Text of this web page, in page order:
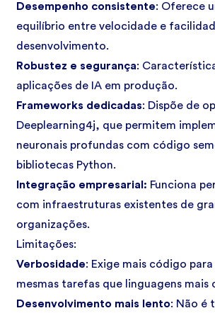
Desempenho consistente: Oferece
equilíbrio entre velocidade e
desenvolvimento.
Robustez e segurança:
aplicações de IA em produção.
Frameworks dedicadas: Dispõe de
Deeplearning4j, que permitem
neuronais profundas com código
bibliotecas Python.
Integração empresarial: Funciona
com infraestruturas existentes de
organizações.
Limitações:
Verbosidade: Exige mais código
mesmas tarefas que linguagens mais
Desenvolvimento mais lento: Não é